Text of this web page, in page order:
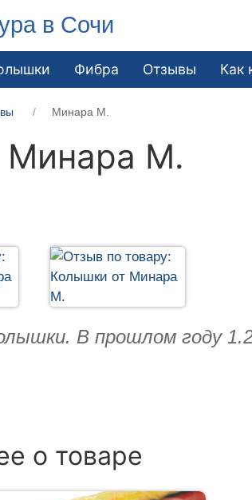
в Сочи
Фибра Отзывы Как
Минара М.
Минара М.
В прошлом году
о товаре